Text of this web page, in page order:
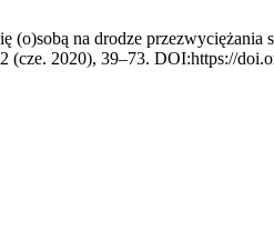
(o)sobą na drodze
(cze. 2020), 39–73. DOI:https://